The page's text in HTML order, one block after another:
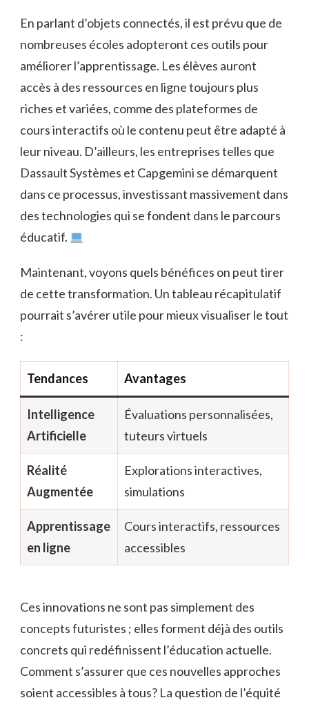
En parlant d’objets connectés, il est prévu que de
nombreuses écoles adopteront ces outils pour
améliorer l’apprentissage. Les élèves auront
accès à des ressources en ligne toujours plus
riches et variées, comme des plateformes de
cours interactifs où le contenu peut être adapté à
leur niveau. D’ailleurs, les entreprises telles que
Dassault Systèmes et Capgemini se démarquent
dans ce processus, investissant massivement dans
des technologies qui se fondent dans le parcours
éducatif.
Maintenant, voyons quels bénéfices on peut tirer
de cette transformation. Un tableau récapitulatif
pourrait s’avérer utile pour mieux visualiser le tout
:
Tendances Avantages
Intelligence
Artificielle
Évaluations personnalisées,
tuteurs virtuels
Réalité
Augmentée
Explorations interactives,
simulations
Apprentissage
en ligne
Cours interactifs, ressources
accessibles
Ces innovations ne sont pas simplement des
concepts futuristes ; elles forment déjà des outils
concrets qui redéfinissent l’éducation actuelle.
Comment s’assurer que ces nouvelles approches
soient accessibles à tous? La question de l’équité